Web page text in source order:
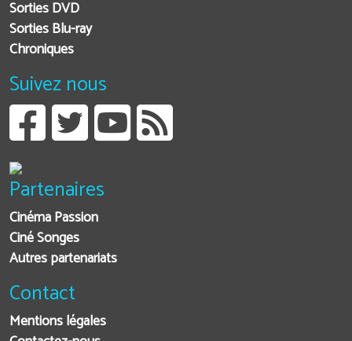
Sorties DVD
Sorties Blu-ray
Chroniques
Suivez nous
Partenaires
Cinéma Passion
Ciné Songes
Autres partenariats
Contact
Mentions légales